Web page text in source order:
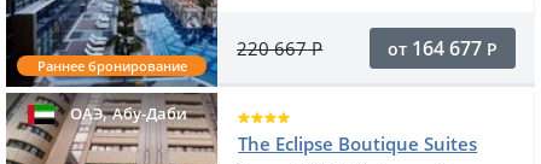
Раннее бронирование
220 667Р от 164 677 Р
ОАЭ,Абу-Даби
The Eclipse Boutique Suites